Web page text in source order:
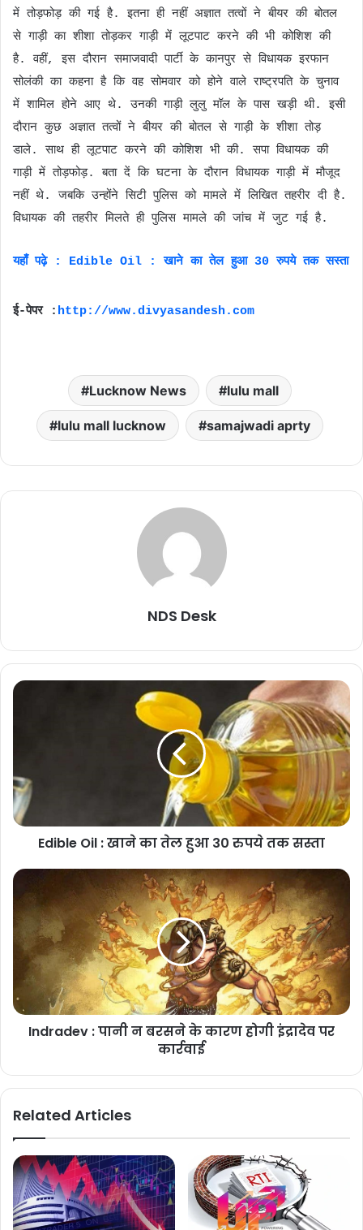
में तोड़फोड़ की गई है. इतना ही नहीं अज्ञात तत्वों ने बीयर की बोतल
से गाड़ी का शीशा तोड़कर गाड़ी में लूटपाट करने की भी कोशिश की
है. वहीं, इस दौरान समाजवादी पार्टी के कानपुर से विधायक इरफान
सोलंकी का कहना है कि वह सोमवार को होने वाले राष्ट्रपति के चुनाव
में शामिल होने आए थे. उनकी गाड़ी लुलु मॉल के पास खड़ी थी. इसी
दौरान कुछ अज्ञात तत्वों ने बीयर की बोतल से गाड़ी के शीशा तोड़
डाले. साथ ही लूटपाट करने की कोशिश भी की. सपा विधायक की
गाड़ी में तोड़फोड़. बता दें कि घटना के दौरान विधायक गाड़ी में मौजूद
नहीं थे. जबकि उन्होंने सिटी पुलिस को मामले में लिखित तहरीर दी है.
विधायक की तहरीर मिलते ही पुलिस मामले की जांच में जुट गई है.
यहाँ पढ़े : Edible Oil : खाने का तेल हुआ 30 रुपये तक सस्ता
ई-पेपर : http://www.divyasandesh.com
Lucknow News lulu mall
lulu mall lucknow samajwadi aprty
NDS Desk
Edible Oil : खाने का तेल हुआ 30 रुपये तक सस्ता
Indradev : पानी न बरसने के कारण होगी इंद्रादेव पर
कार्रवाई
Related Articles